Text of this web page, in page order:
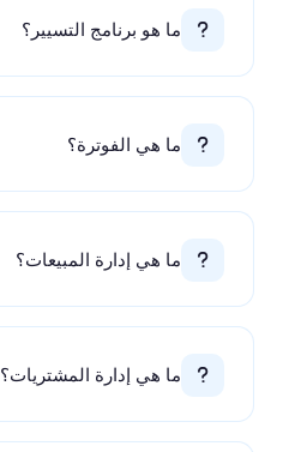
ما هو برنامج التسيير؟
ما هي الفوترة؟
ما هي إدارة المبيعات؟
ما هي إدارة المشتريات؟